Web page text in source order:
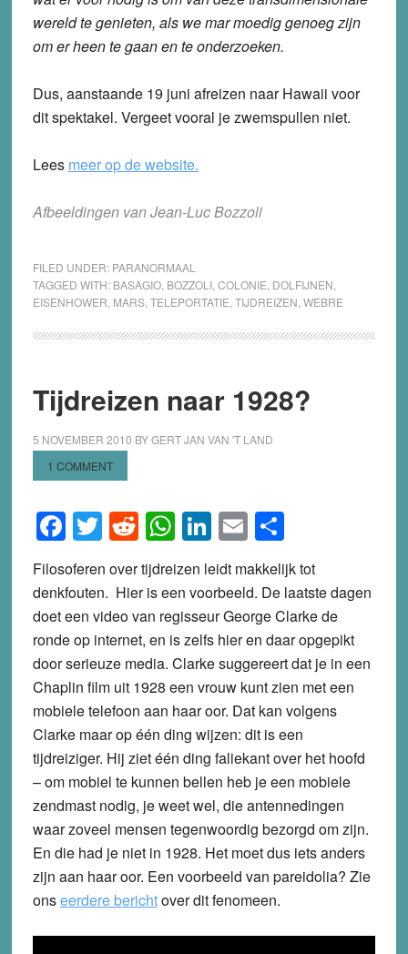
wereld te genieten, als we mar moedig genoeg zijn
om er heen te gaan en te onderzoeken.
Dus, aanstaande 19 juni afreizen naar Hawaii voor
dit spektakel. Vergeet vooral je zwemspullen niet.
Lees meer op de website.
Afbeeldingen van Jean-Luc Bozzoli
FILED UNDER: PARANORMAAL
TAGGED WITH: BASAGIO, BOZZOLI, COLONIE DOLFIJNEN
EISENHOWER MARS, TELEPORTATIE TIJDREIZEN WEBRE
Tijdreizen naar 1928?
5 NOVEMBER 2010 BYGERT JAN VAN 'T LAND
1 COMMENT
Facebook
Twitter
Reddit
WhatsApp
LinkedIn
EmailShare
Filosoferen over tijdreizen leidt makkelijk tot
denkfouten. Hier is een voorbeeld. De laatste dagen
doet een video van regisseur George Clarke de
ronde op internet, en is zelfs hier en daar opgepikt
door serieuze media. Clarke suggereert dat je in een
Chaplin film uit 1928 een vrouw kunt zien met een
mobiele telefoon aan haar oor. Dat kan volgens
Clarke maar op één ding wijzen: dit is een
tijdreiziger. Hij ziet één ding faliekant over het hoofd
– om mobiel te kunnen bellen heb je een mobiele
zendmast nodig, je weet wel, die antennedingen
waar zoveel mensen tegenwoordig bezorgd om zijn.
En die had je niet in 1928. Het moet dus iets anders
zijn aan haar oor. Een voorbeeld van pareidolia? Zie
onseerdere berichtover dit fenomeen.